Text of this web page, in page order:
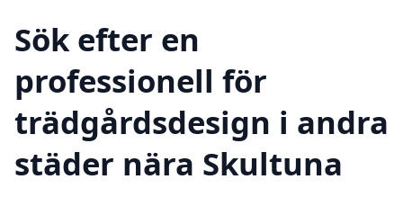
Sök efter en
professionell för
trädgårdsdesign i andra
städer nära Skultuna